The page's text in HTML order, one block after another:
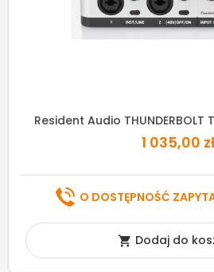
Resident Audio
1 035,00 zł
O DOSTĘPNOŚĆ
 Dodaj do